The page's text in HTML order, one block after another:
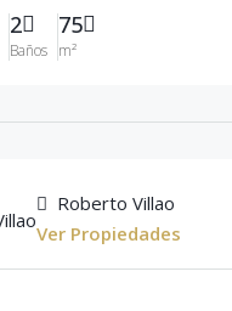
2
Baños
75
m²
Roberto Villao
Ver Propiedades